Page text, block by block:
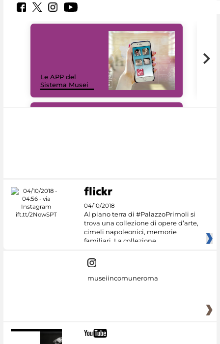
Le APP del
Sistema Musei
04/10/2018
Al piano terra di #PalazzoPrimoli si
trova una collezione di opere d’arte,
cimeli napoleonici, memorie
familiari. La collezione
museiincomuneroma